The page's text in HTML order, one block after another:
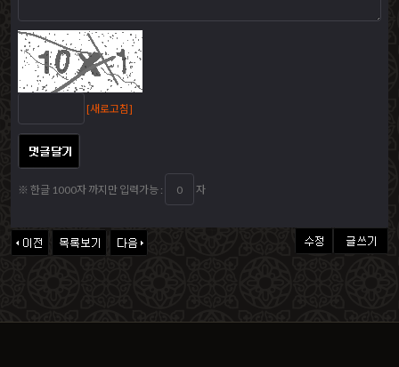
[새로고침]
※ 한글 1000자 까지만 입력가능 : 자